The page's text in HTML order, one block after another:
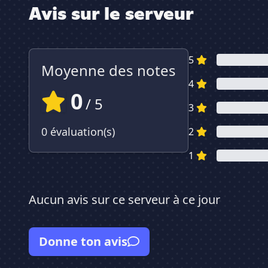
Avis sur le serveur
Moyenne des notes
0/ 5
0 évaluation(s)
5
4
3
2
1
Aucun avis sur ce serveur à ce jour
Donne ton avis